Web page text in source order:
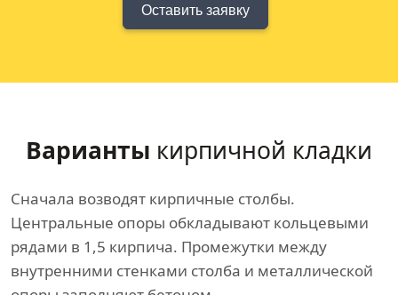
Оставить заявку
Варианты кирпичной кладки
Сначала возводят кирпичные столбы.
Центральные опоры обкладывают кольцевыми
рядами в 1,5 кирпича. Промежутки между
внутренними стенками столба и металлической